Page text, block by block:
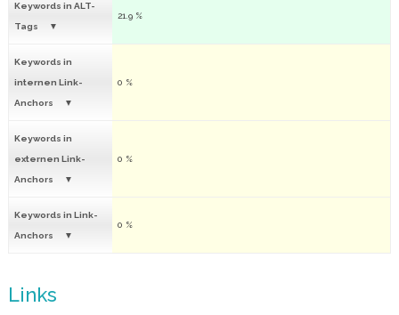
Keywords in ALT-
Tags
21.9 %
Keywords in
internen Link-
Anchors
0 %
Keywords in
externen Link-
Anchors
0 %
Keywords in Link-
Anchors
0 %
Links